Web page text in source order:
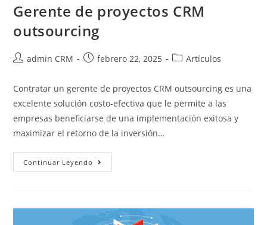
Gerente de proyectos CRM
outsourcing
admin CRM febrero 22, 2025 Artículos
Contratar un gerente de proyectos CRM outsourcing es una
excelente solución costo-efectiva que le permite a las
empresas beneficiarse de una implementación exitosa y
maximizar el retorno de la inversión…
Continuar Leyendo